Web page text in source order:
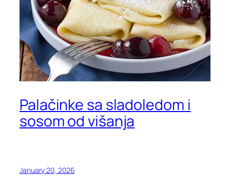
Palačinke sa sladoledom i
sosom od višanja
January 20, 2026